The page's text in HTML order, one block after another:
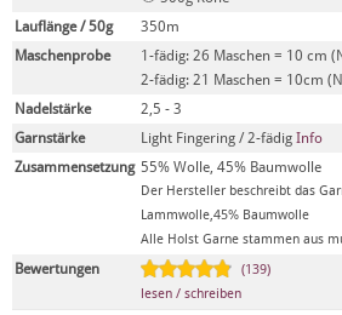
Lauflänge / 50g
350m
Maschenprobe
1-fädig: 26 Maschen = 10 cm
2-fädig: 21 Maschen = 10cm
Nadelstärke
2,5 - 3
Garnstärke
Light Fingering / 2-fädig Info
Zusammensetzung 55% Wolle, 45% Baumwolle
Der Hersteller beschreibt das
Lammwolle,45% Baumwolle
Alle Holst Garne stammen aus
Bewertungen
(139)
lesen / schreiben